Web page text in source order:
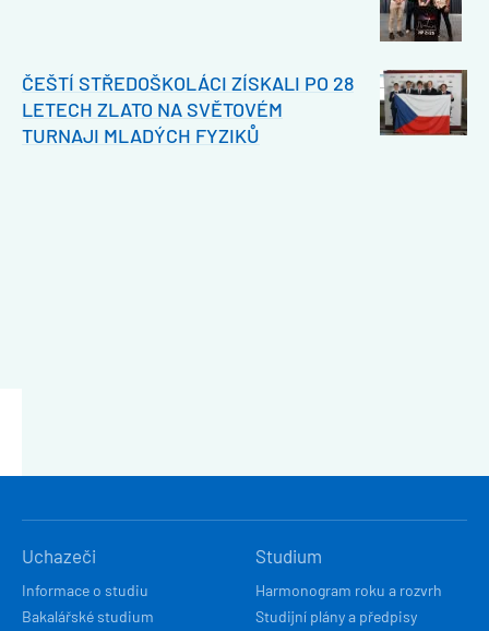
ČEŠTÍ STŘEDOŠKOLÁCI ZÍSKALI PO 28
LETECH ZLATO NA SVĚTOVÉM
TURNAJI MLADÝCH FYZIKŮ
NAVIGACE
Uchazeči
Informace o studiu
Bakalářské studium
Studium
Harmonogram roku a rozvrh
Studijní plány a předpisy